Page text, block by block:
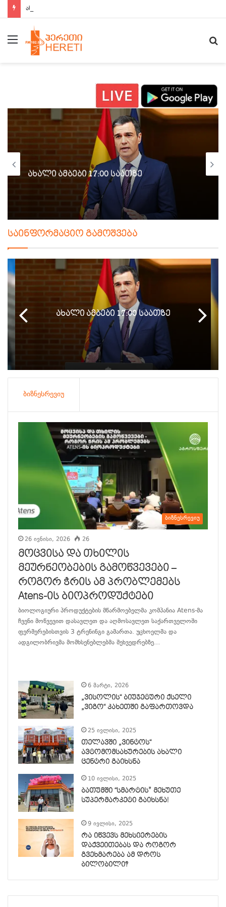
ახალი ამბები 15:00 საათზე
მენიუ
ახალი ამბები 17:00 საათზე
საინფორმაციო გამოშვება
ახალი ამბები 17:00 საათზე
ბიზნესრევიუ
ბიზნესრევიუ
26 ივნისი, 2026 26
მოცვისა და თხილის
მეურნეობების გამოწვევები –
როგორ ჭრის ამ პრობლემებს
Atens-ის ბიოპროდუქტები
ბიოლოგიური პროდუქტების მწარმოებელმა კომპანია Atens-მა
ჩვენი მოწვევით დასავლეთ და აღმოსავლეთ საქართველოში
ფერმერებისთვის 3 ტრენინგი გამართა. უცხოელმა და
ადგილობრივმა მომხსენებლებმა შეხვედრებზე…
6 მარტი, 2026
„ვისოლის“ ბიუჯეტური ქსელი
„ვიგო“ კახეთში გაფართოვდა
25 ივლისი, 2025
თელავში „ვინტოს“
ავტომომსახურების ახალი
ცენტრი გაიხსნა
10 ივლისი, 2025
ბათუმში “სმარტის” მეხუთე
სუპერმარკეტი გაიხსნა!
9 ივლისი, 2025
რა იწვევს მეხსიერების
დაქვეითებას და როგორ
გვეხმარება ამ დროს
ბილობილი?